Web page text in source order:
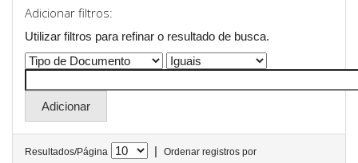
Adicionar filtros:
Utilizar filtros para refinar o resultado de busca.
Resultados/Página |
Ordenar registros por